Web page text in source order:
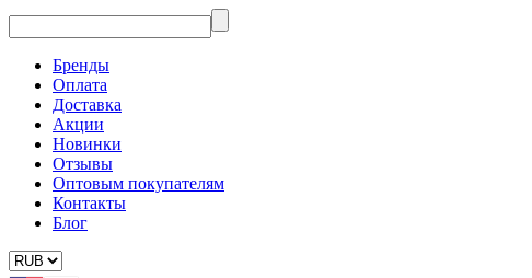
Бренды
Оплата
Доставка
Акции
Новинки
Отзывы
Оптовым покупателям
Контакты
Блог